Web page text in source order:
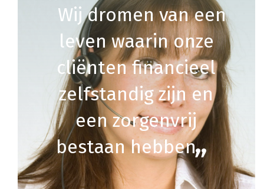
Wij dromen van een
leven waarin onze
cliënten financieel
zelfstandig zijn en
een zorgenvrij
bestaan hebben